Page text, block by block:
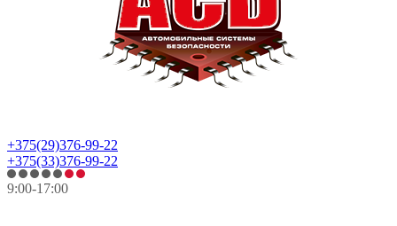
+375(29)376-99-22
+375(33)376-99-22
9:00-17:00